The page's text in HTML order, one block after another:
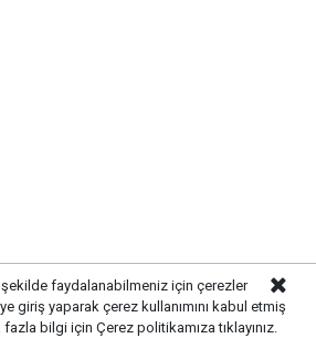
faydalanabilmeniz için çerezler
giriş yaparak çerez kullanımını kabul etmiş
fazla bilgi için Çerez politikamıza tıklayınız.